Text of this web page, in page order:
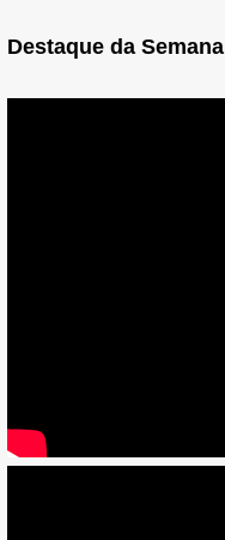
Destaque da Semana